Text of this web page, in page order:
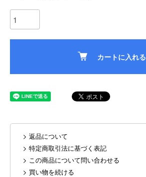
カートに入れる
> 返品について
> 特定商取引法に基づく表記
> この商品について問い合わせる
> 買い物を続ける